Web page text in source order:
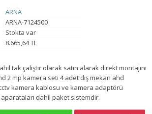
ARNA
ARNA-7124500
Stokta var
8.665,64 TL
tak çalıştır olarak satın alarak direkt montajını
2 mp kamera seti 4 adet dış mekan ahd
kamera kablosu ve kamera adaptörü
aparataları dahil paket sistemdir.